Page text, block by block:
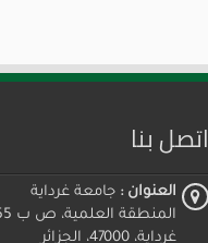
اتصل بنا
العنوان : جامعة غرداية
المنطقة العلمية، ص ب 455
غرداية، 47000، الجزائر